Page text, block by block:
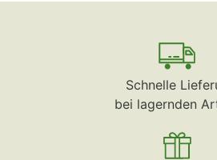
Schnelle
bei lagernden